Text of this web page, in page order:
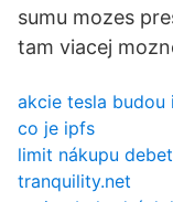
sumu mozes
tam viacej
akcie tesla budou
co je ipfs
limit nákupu
tranquility.net